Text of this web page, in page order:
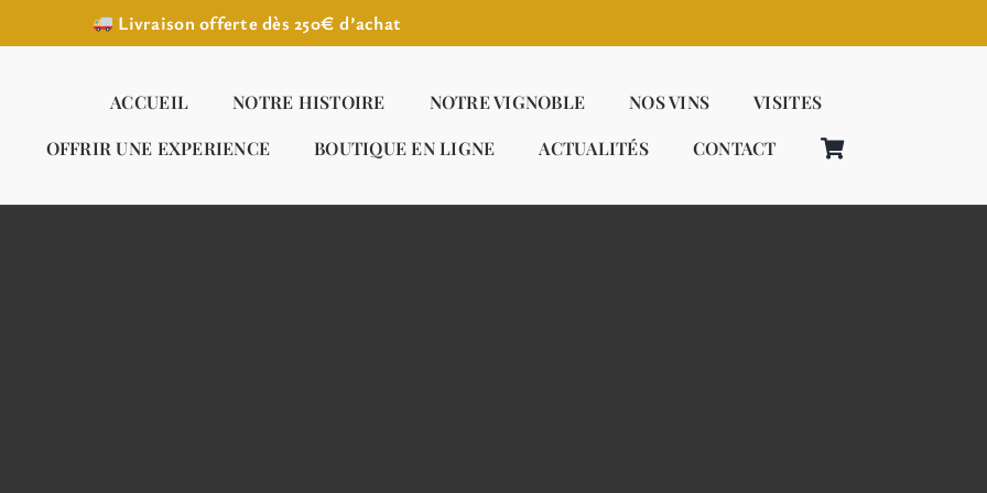
Livraison offerte dès 250€ d’achat
ACCUEIL NOTRE HISTOIRE NOTRE VIGNOBLE NOS VINS
VISITES
OFFRIR UNE EXPERIENCE
BOUTIQUE EN LIGNE ACTUALITÉS CONTACT